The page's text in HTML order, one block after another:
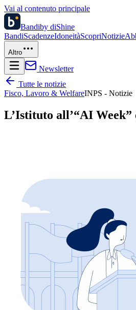
Vai al contenuto principale
Bandiby diShine
BandiScadenzeIdoneitàScopriNotizie
Altro
Newsletter
Tutte le notizie
Fisco, Lavoro & WelfareINPS - Notizie
L’Istituto all’“AI